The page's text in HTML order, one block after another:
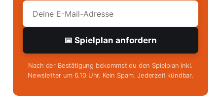
📅 Spielplan anfordern
Nach der Bestätigung bekommst du den Spielplan inkl.
Newsletter um 6.10 Uhr. Kein Spam. Jederzeit kündbar.